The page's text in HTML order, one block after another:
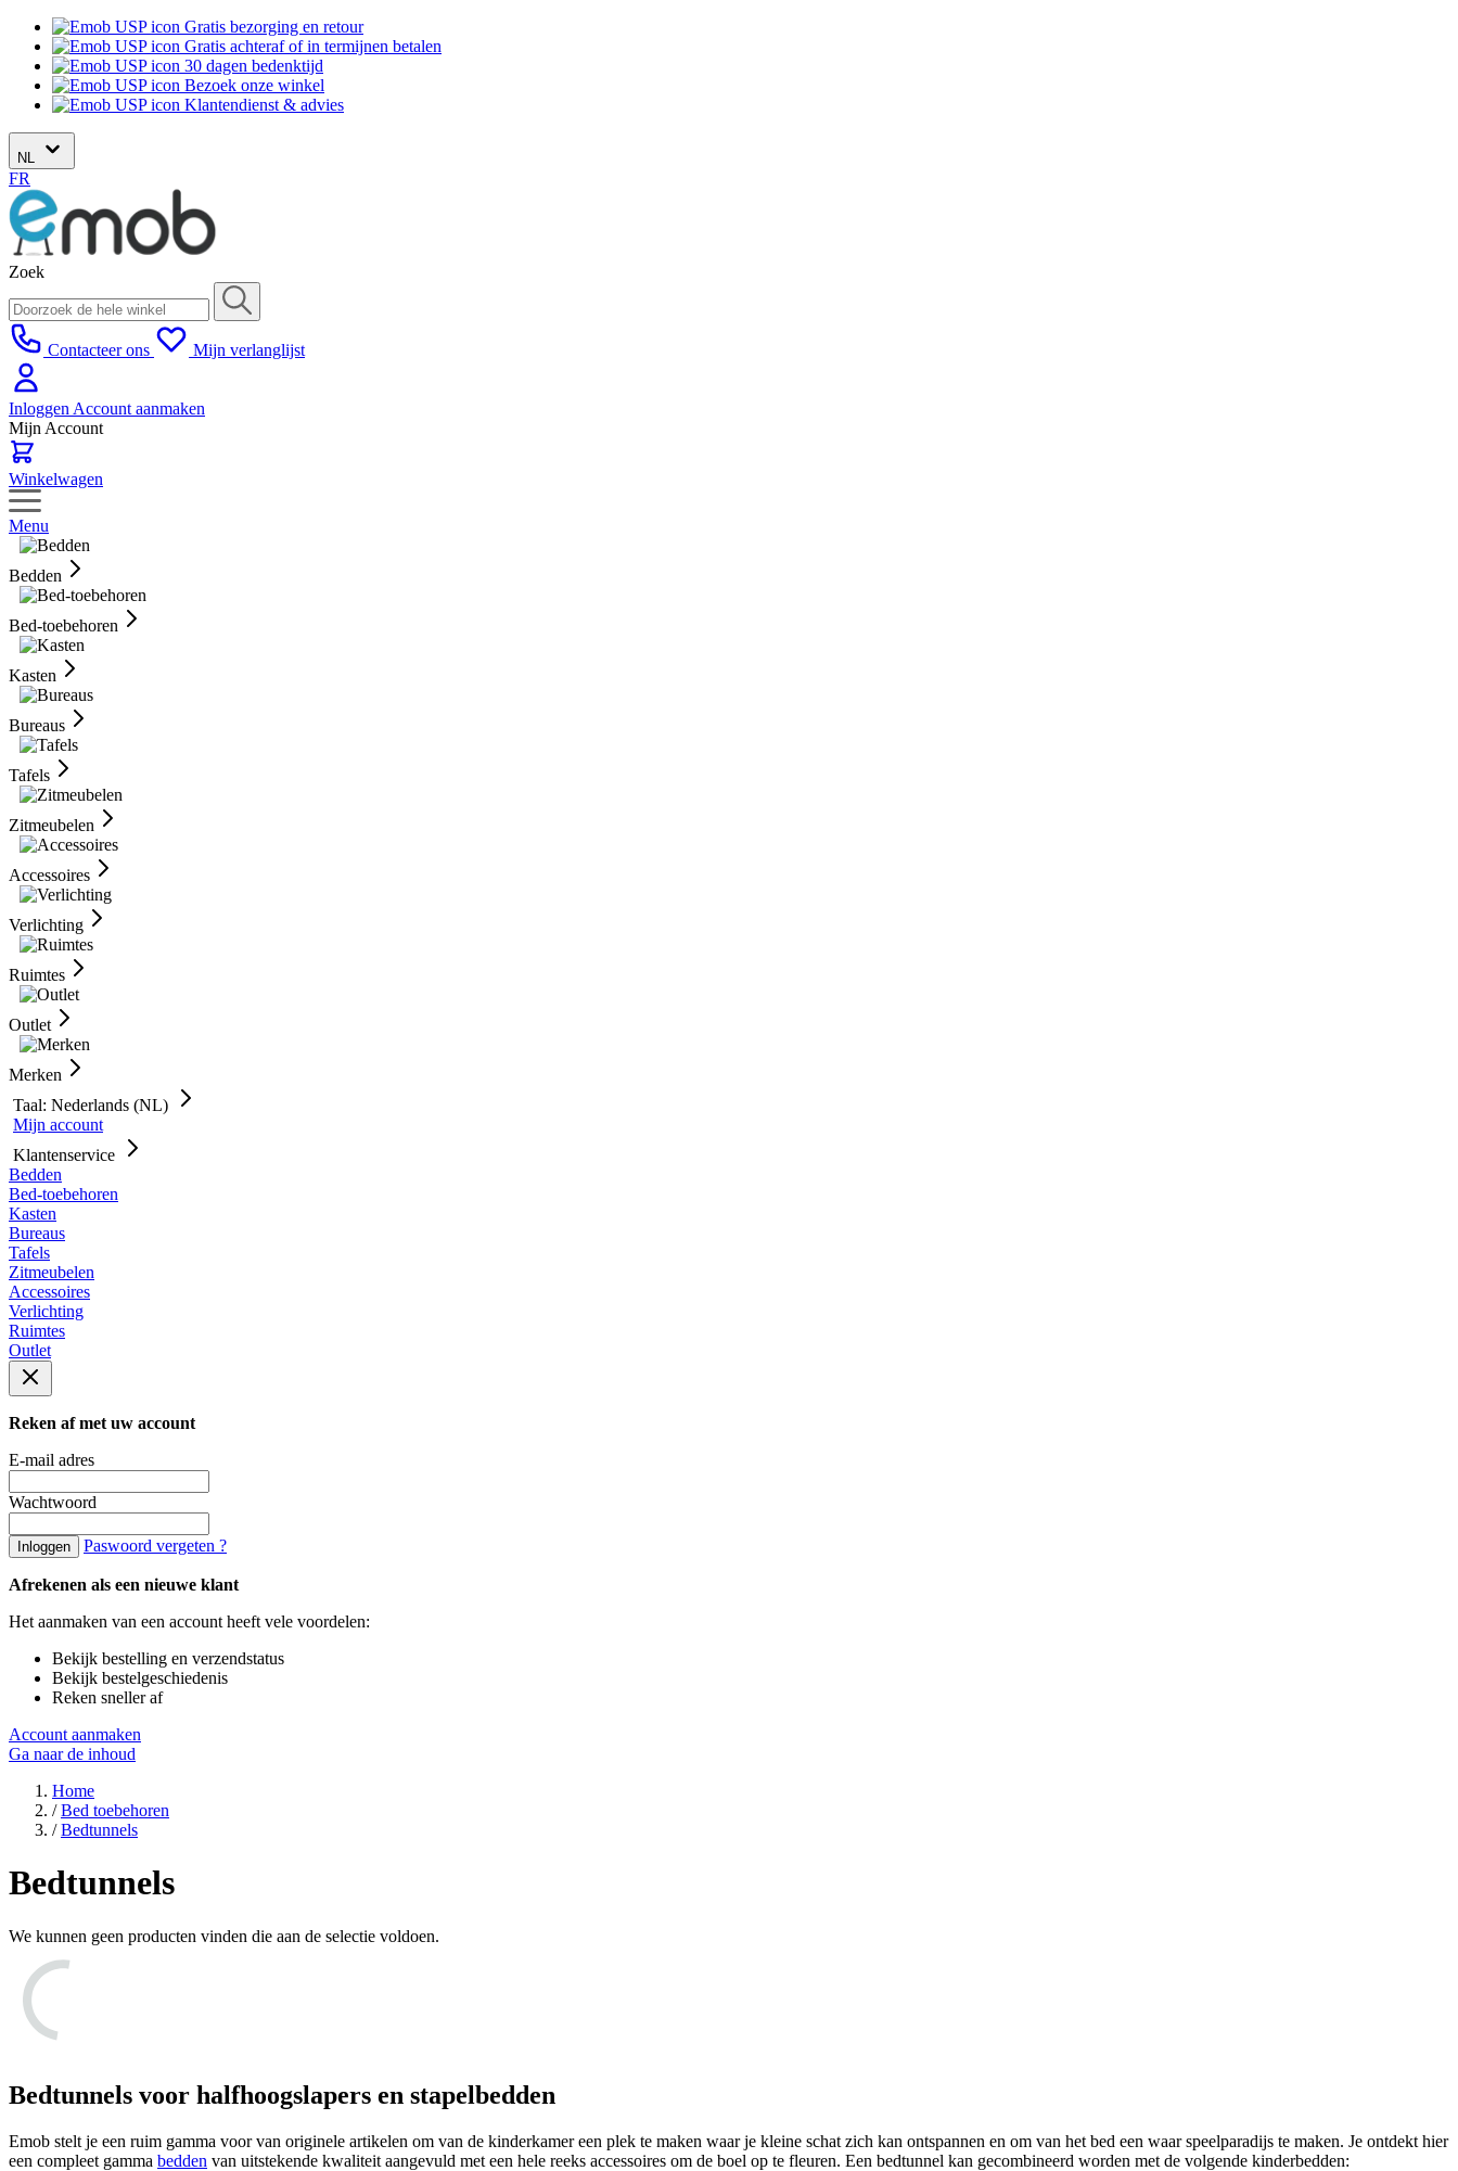
Gratis bezorging en retour
Gratis achteraf of in termijnen betalen
30 dagen bedenktijd
Bezoek onze winkel
Klantendienst & advies
NL
FR
Zoek
Contacteer ons Mijn verlanglijst
Inloggen Account aanmaken
Mijn Account
Winkelwagen
Menu
Bedden
Bed-toebehoren
Kasten
Bureaus
Tafels
Zitmeubelen
Accessoires
Verlichting
Ruimtes
Outlet
Merken
Taal: Nederlands (NL)
Mijn account
Klantenservice
Bedden
Bed-toebehoren
Kasten
Bureaus
Tafels
Zitmeubelen
Accessoires
Verlichting
Ruimtes
Outlet
Reken af met uw account
E-mail adres
Wachtwoord
Inloggen Paswoord vergeten ?
Afrekenen als een nieuwe klant
Het aanmaken van een account heeft vele voordelen:
Bekijk bestelling en verzendstatus
Bekijk bestelgeschiedenis
Reken sneller af
Account aanmaken
Ga naar de inhoud
Home
/ Bed toebehoren
/ Bedtunnels
Bedtunnels
We kunnen geen producten vinden die aan de selectie voldoen.
Bedtunnels voor halfhoogslapers en stapelbedden
Emob stelt je een ruim gamma voor van originele artikelen om van de kinderkamer een plek te maken waar je kleine schat zich kan ontspannen en om van het bed een waar speelparadijs te maken. Je ontdekt hier
een compleet gamma bedden van uitstekende kwaliteit aangevuld met een hele reeks accessoires om de boel op te fleuren. Een bedtunnel kan gecombineerd worden met de volgende kinderbedden: